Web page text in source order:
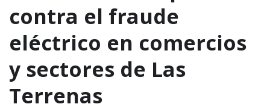
contra el fraude
eléctrico en comercios
y sectores de Las
Terrenas